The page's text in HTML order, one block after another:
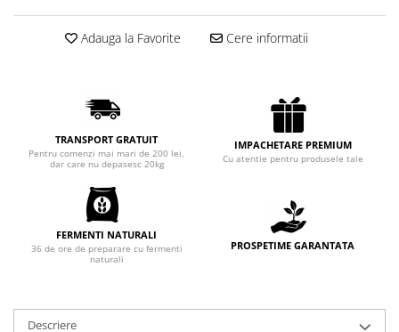
Checurile Royal
Prajituri Fabrica de Amandine
Prajitura ingerilor
Prajituri Red Collection
Prajituri cu fructe
Prajituri cafea
Prajituri de Craciun
Chec mini
Adauga la Favorite Cere informatii
TRANSPORT GRATUIT
Pentru comenzi mai mari de 200 lei,
dar care nu depasesc 20kg
IMPACHETARE PREMIUM
Cu atentie pentru produsele tale
FERMENTI NATURALI
36 de ore de preparare cu fermenti
naturali
PROSPETIME GARANTATA
Descriere